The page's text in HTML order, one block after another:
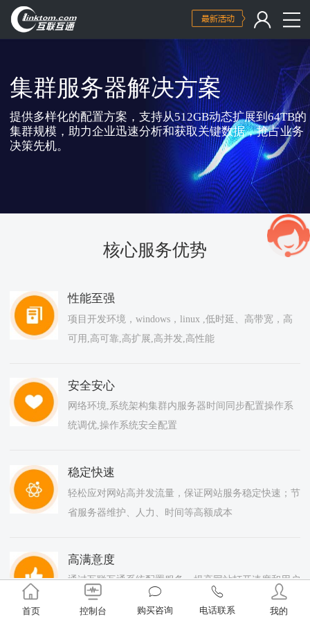
集群服务器解决方案
提供多样化的配置方案，支持从512GB动态扩展到64TB的
集群规模，助力企业迅速分析和获取关键数据，抢占业务
决策先机。
核心服务优势
性能至强
项目开发环境，windows，linux ,低时延、高带宽，高
可用,高可靠,高扩展,高并发,高性能
安全安心
网络环境,系统架构集群内服务器时间同步配置操作系
统调优,操作系统安全配置
稳定快速
轻松应对网站高并发流量，保证网站服务稳定快速；节
省服务器维护、人力、时间等高额成本
高满意度
通过互联互通系统配置服务，提高网站打开速度和用户
感受，提高满意度
首页 控制台 购买咨询 电话联系 我的